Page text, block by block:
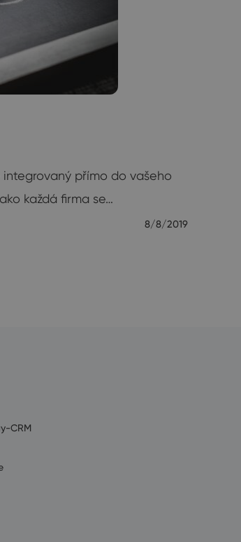
přímo do vašeho
každá firma se…
8/8/2019
CRM